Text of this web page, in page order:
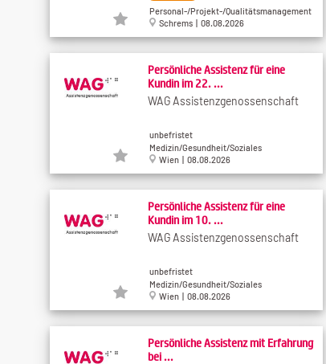
Personal-/Projekt-/Qualitätsmanagement
Schrems | 08.08.2026
Persönliche Assistenz für eine
Kundin im 22. ...
WAG Assistenzgenossenschaft
unbefristet
Medizin/Gesundheit/Soziales
Wien | 08.08.2026
Persönliche Assistenz für eine
Kundin im 10. ...
WAG Assistenzgenossenschaft
unbefristet
Medizin/Gesundheit/Soziales
Wien | 08.08.2026
Persönliche Assistenz mit Erfahrung
bei ...